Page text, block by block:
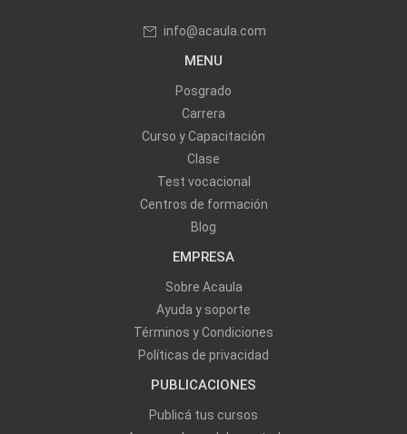
info@acaula.com
MENU
Posgrado
Carrera
Curso y Capacitación
Clase
Test vocacional
Centros de formación
Blog
EMPRESA
Sobre Acaula
Ayuda y soporte
Términos y Condiciones
Políticas de privacidad
PUBLICACIONES
Publicá tus cursos